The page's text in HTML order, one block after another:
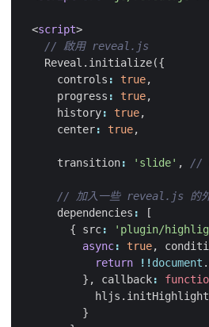
<script>
Reveal . initialize({
controls : true,
progress : true,
history: true,
center: true,
transition: 'slide' ,
dependencies :
[
{
src: 'plugin/
async: true,
return
!!document .
},
callback:
hljs .
}